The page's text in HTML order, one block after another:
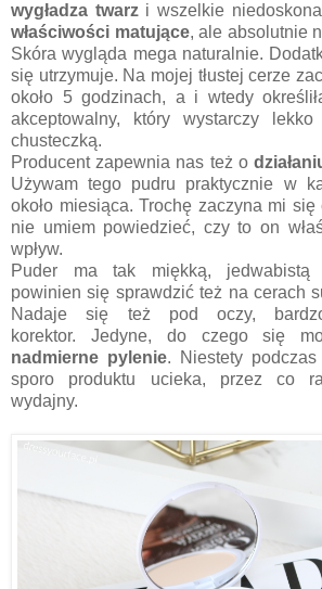
wygładza twarzi wszelkie
właściwości matujące, ale absolutnie
Skóra wygląda mega naturalnie.
się utrzymuje. Na mojej tłustej cerze
około 5 godzinach, a i wtedy
akceptowalny, który wystarczy
chusteczką.
Producent zapewnia nas też o
Używam tego pudru praktycznie w
około miesiąca. Trochę zaczyna mi
nie umiem powiedzieć, czy to on
wpływ.
Puder ma tak miękką, jedwabistą
powinien się sprawdzić też na cerach
Nadaje się też pod oczy,
korektor. Jedyne, do czego się
nadmierne pylenie. Niestety podczas
sporo produktu ucieka, przez co
wydajny.